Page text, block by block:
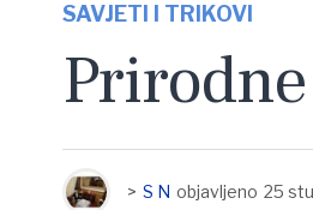
SAVJETI I TRIKOVI
> S N objavljeno 25